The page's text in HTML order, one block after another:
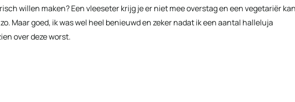
willen maken? Een vleeseter krijg je er niet mee overstag en een vegetariër
Maar goed, ik was wel heel benieuwd en zeker nadat ik een aantal halleluja
over deze worst.